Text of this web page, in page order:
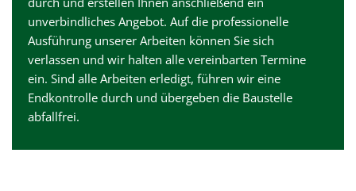
unverbindliches Angebot. Auf die professionelle
Ausführung unserer Arbeiten können Sie sich
verlassen und wir halten alle vereinbarten Termine
ein. Sind alle Arbeiten erledigt, führen wir eine
Endkontrolle durch und übergeben die Baustelle
abfallfrei.